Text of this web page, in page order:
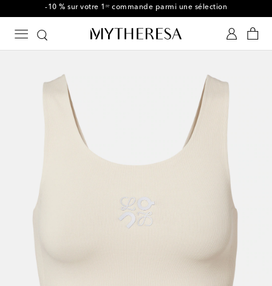
-10 % sur votre 1ʳᵉ commande parmi une sélection